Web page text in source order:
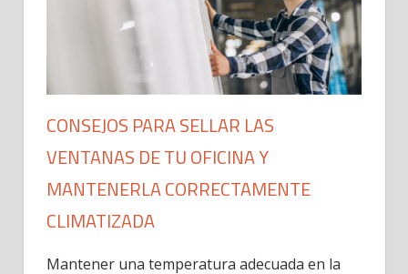
CONSEJOS PARA SELLAR LAS
VENTANAS DE TU OFICINA Y
MANTENERLA CORRECTAMENTE
CLIMATIZADA
Mantener una temperatura adecuada en la